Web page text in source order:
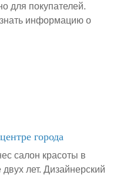
для покупателей.
информацию о
города
салон красоты в
лет. Дизайнерский